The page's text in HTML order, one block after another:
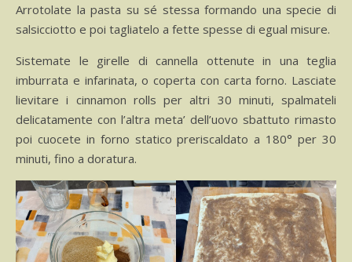
Arrotolate la pasta su sé stessa formando una specie di
salsicciotto e poi tagliatelo a fette spesse di egual misure.
Sistemate le girelle di cannella ottenute in una teglia
imburrata e infarinata, o coperta con carta forno. Lasciate
lievitare i cinnamon rolls per altri 30 minuti, spalmateli
delicatamente con l’altra meta’ dell’uovo sbattuto rimasto
poi cuocete in forno statico preriscaldato a 180° per 30
minuti, fino a doratura.